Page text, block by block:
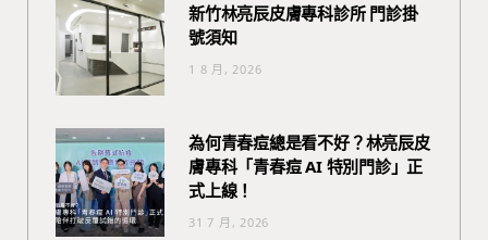
新竹林亮辰皮膚專科診所 門診掛
號須知
1 8 月, 2026
為何青春痘總是看不好？林亮辰皮
膚專科「青春痘 AI 特別門診」正
式上線！
31 7 月, 2026